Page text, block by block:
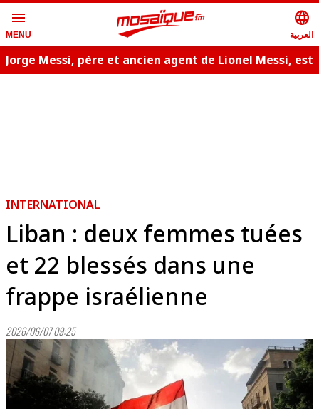
menu
MENU
language
العربية
Jorge Messi, père et ancien agent de Lionel Messi, est
INTERNATIONAL
Liban : deux femmes tuées
et 22 blessés dans une
frappe israélienne
2026/06/07 09:25